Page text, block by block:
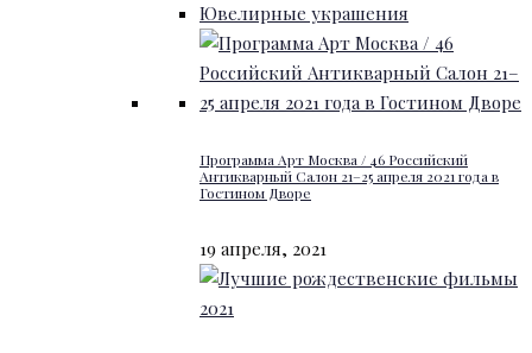
Ювелирные украшения
Программа Арт Москва / 46 Российский
Антикварный Салон 21–25 апреля 2021 года в
Гостином Дворе
19 апреля, 2021